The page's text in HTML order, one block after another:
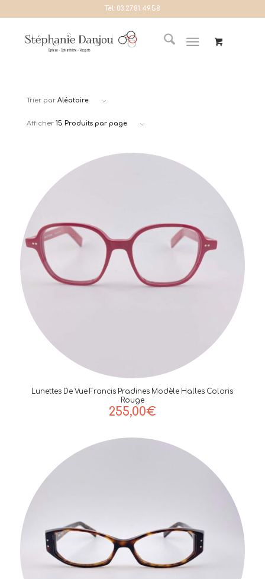
Tél: 03.27.81.49.58
Trier par Aléatoire
Afficher 15 Produits par page
Lunettes De Vue Francis Pradines Modèle Halles Coloris
Rouge
255,00€